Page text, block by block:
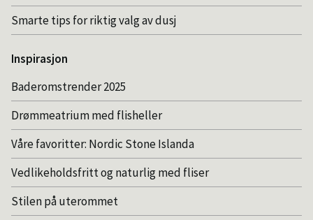
Smarte tips for riktig valg av dusj
Inspirasjon
Baderomstrender 2025
Drømmeatrium med flisheller
Våre favoritter: Nordic Stone Islanda
Vedlikeholdsfritt og naturlig med fliser
Stilen på uterommet